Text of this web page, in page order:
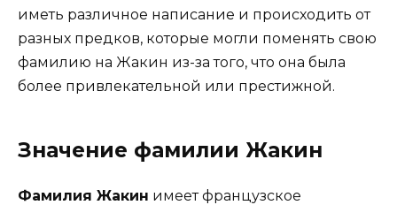
иметь различное написание и происходить от
разных предков, которые могли поменять свою
фамилию на Жакин из-за того, что она была
более привлекательной или престижной.
Значение фамилии Жакин
Фамилия Жакин имеет французское